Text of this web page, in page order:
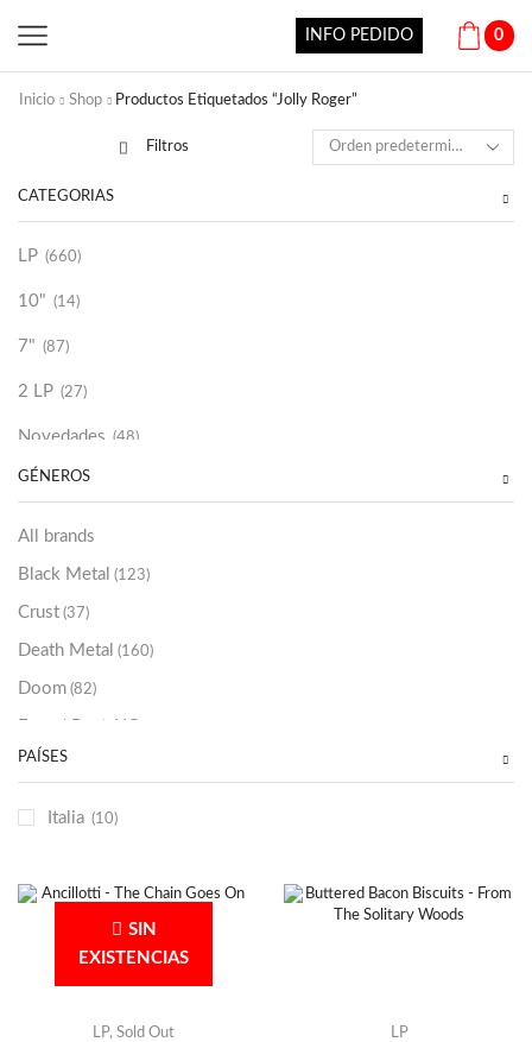
INFO PEDIDO 0
Inicio Shop Productos Etiquetados “Jolly Roger”
Filtros
CATEGORÍAS
LP (660)
10" (14)
7" (87)
2 LP (27)
Novedades (48)
Vinilako (34)
Sold Out
GÉNEROS
All brands
Black Metal (123)
Crust (37)
Death Metal (160)
Doom (82)
Grindcore
(25)
PAÍSES
Italia (10)
SIN
EXISTENCIAS
LP, Sold Out LP